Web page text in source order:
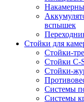
вспышек
Стойки для
Стойки-
Стойки C-
Стойки-
Системы
Системы